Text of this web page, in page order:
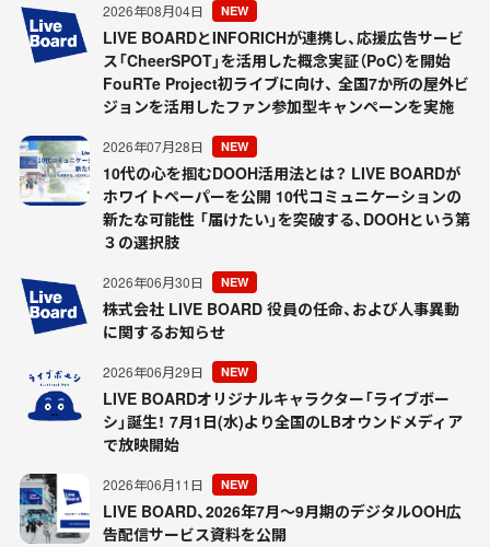
2026年08月04日 NEW
LIVE BOARDとINFORICHが連携し、応援広告サービ
ス「CheerSPOT」を活用した概念実証（PoC）を開始
FouRTe Project初ライブに向け、 全国7か所の屋外ビ
ジョンを活用したファン参加型キャンペーンを実施
2026年07月28日 NEW
10代の心を掴むDOOH活用法とは？ LIVE BOARDが
ホワイトペーパーを公開 10代コミュニケーションの
新たな可能性 「届けたい」を突破する、DOOHという第
３の選択肢
2026年06月30日 NEW
株式会社 LIVE BOARD 役員の任命、および人事異動
に関するお知らせ
2026年06月29日 NEW
LIVE BOARDオリジナルキャラクター「ライブボー
シ」誕生！ 7月1日(水)より全国のLBオウンドメディア
で放映開始
2026年06月11日 NEW
LIVE BOARD、2026年7月～9月期のデジタルOOH広
告配信サービス資料を公開